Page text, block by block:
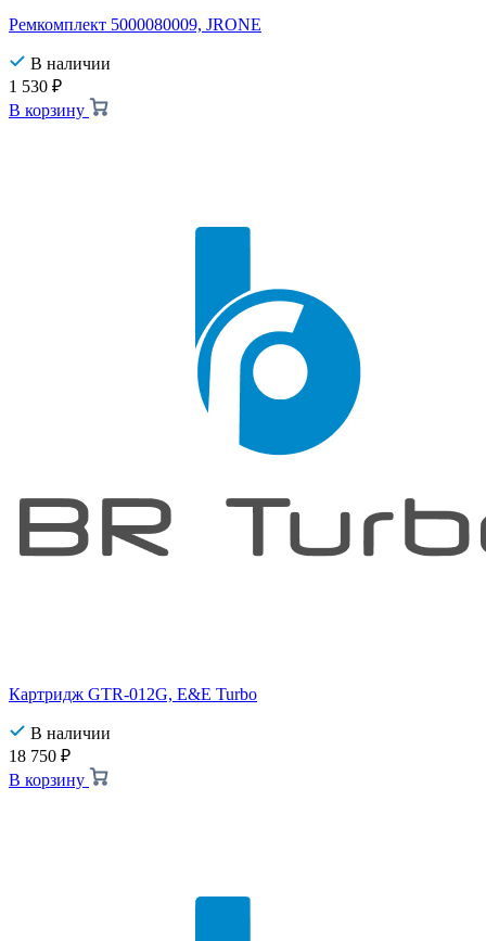
Ремкомплект 5000080009, JRONE
В наличии
1 530 ₽
В корзину
Картридж GTR-012G, E&E Turbo
В наличии
18 750 ₽
В корзину